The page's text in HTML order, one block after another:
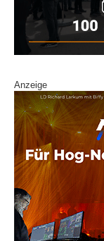
Anzeige